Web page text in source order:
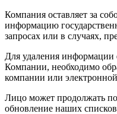
Компания оставляет за
информацию
запросах или в случаях,
Для удаления информации
Компании, необходимо
компании или
Лицо может продолжать
обновление наших